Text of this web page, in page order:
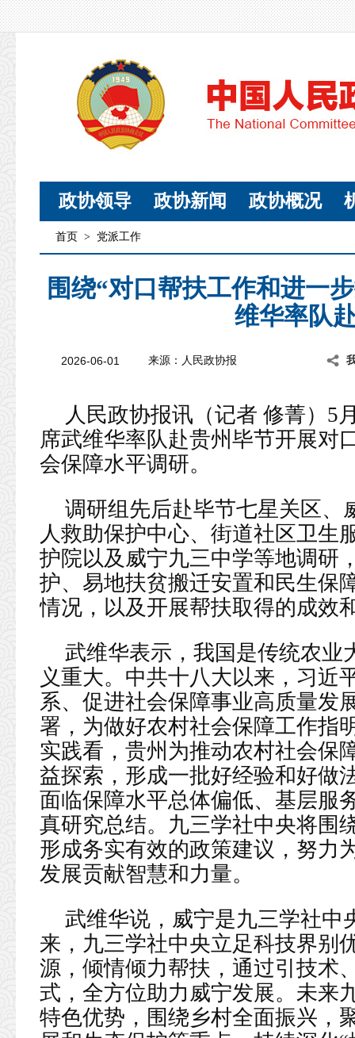
政协领导 政协新闻 政协概况
首页 > 党派工作
围绕“对口帮扶工作和进一
维华率队
2026-06-01 来源：人民政协报
人民政协报讯（记者 修菁）5
席武维华率队赴贵州毕节开展对
会保障水平调研。
调研组先后赴毕节七星关区、
人救助保护中心、街道社区卫生
护院以及威宁九三中学等地调研
护、易地扶贫搬迁安置和民生保
情况，以及开展帮扶取得的成效
武维华表示，我国是传统农业
义重大。中共十八大以来，习近
系、促进社会保障事业高质量发
署，为做好农村社会保障工作指
实践看，贵州为推动农村社会保
益探索，形成一批好经验和好做
面临保障水平总体偏低、基层服
真研究总结。九三学社中央将围
形成务实有效的政策建议，努力
发展贡献智慧和力量。
武维华说，威宁是九三学社中
来，九三学社中央立足科技界别
源，倾情倾力帮扶，通过引技术
式，全方位助力威宁发展。未来
特色优势，围绕乡村全面振兴，